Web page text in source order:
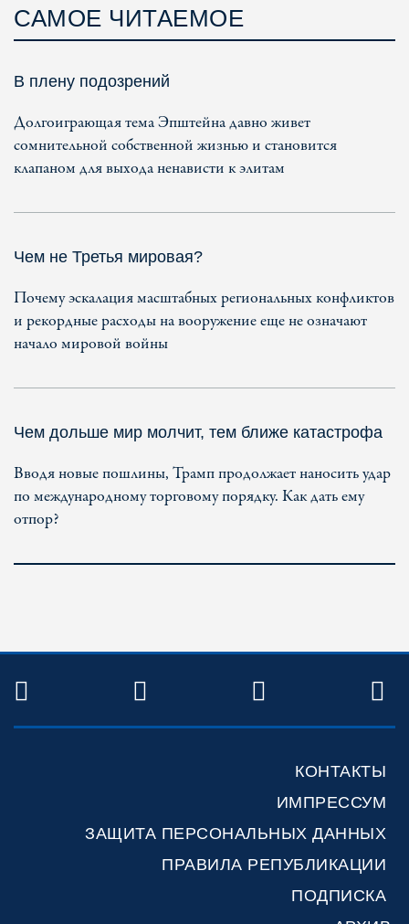
САМОЕ ЧИТАЕМОЕ
В плену подозрений
Долгоиграющая тема Эпштейна давно живет
сомнительной собственной жизнью и становится
клапаном для выхода ненависти к элитам
Чем не Третья мировая?
Почему эскалация масштабных региональных конфликтов
и рекордные расходы на вооружение еще не означают
начало мировой войны
Чем дольше мир молчит, тем ближе катастрофа
Вводя новые пошлины, Трамп продолжает наносить удар
по международному торговому порядку. Как дать ему
отпор?
TWITTER FACEBOOKYOUTUBE
КОНТАКТЫ
ИМПРЕССУМ
ЗАЩИТА ПЕРСОНАЛЬНЫХ ДАННЫХ
ПРАВИЛА РЕПУБЛИКАЦИИ
ПОДПИСКА